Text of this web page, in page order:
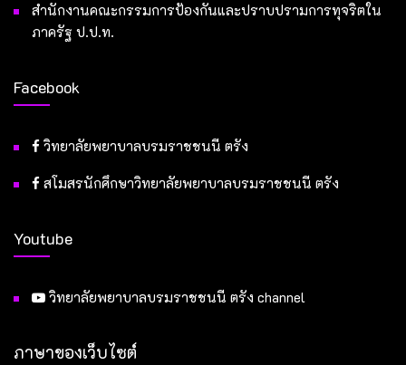
สำนักงานคณะกรรมการป้องกันและปราบปรามการทุจริตใน
ภาครัฐ ป.ป.ท.
Facebook
วิทยาลัยพยาบาลบรมราชชนนี ตรัง
สโมสรนักศึกษาวิทยาลัยพยาบาลบรมราชชนนี ตรัง
Youtube
วิทยาลัยพยาบาลบรมราชชนนี ตรัง channel
ภาษาของเว็บไซต์